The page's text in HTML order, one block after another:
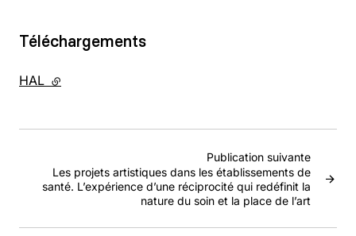
Téléchargements
HAL - lien externe
Publication suivante
Les projets artistiques dans les établissements de
santé. L’expérience d’une réciprocité qui redéfinit la
nature du soin et la place de l’art